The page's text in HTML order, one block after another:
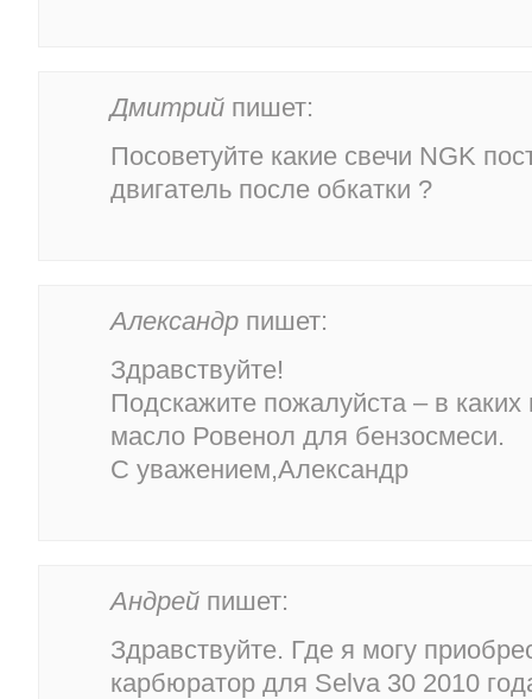
Дмитрий пишет:
Посоветуйте какие свечи NGK
двигатель после обкатки ?
Александр пишет:
Здравствуйте!
Подскажите пожалуйста – в
масло Ровенол для бензосмеси.
С уважением,Александр
Андрей пишет:
Здравствуйте. Где я могу
карбюратор для Selva 30 2010